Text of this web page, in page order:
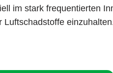
im stark frequentierten